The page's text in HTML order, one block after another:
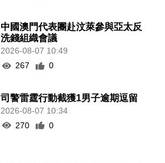
中國澳門代表團赴汶萊參與亞太反
洗錢組織會議
2026-08-07 10:49
267
0
司警雷霆行動截獲1男子逾期逗留
2026-08-07 10:34
270
0